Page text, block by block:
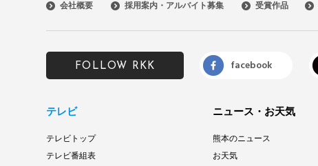
会社概要 採用案内・アルバイト募集 受賞作品
FOLLOW RKK facebook
テレビ
テレビトップ
テレビ番組表
ニュース・お天気
熊本のニュース
お天気